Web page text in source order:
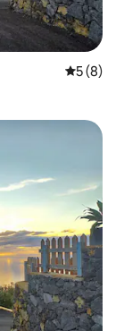
5 (8)